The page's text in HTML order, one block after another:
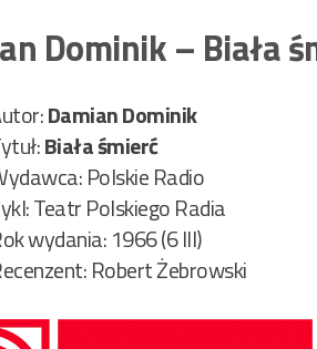
Dominik – Biała
Damian Dominik
Biała śmierć
Polskie Radio
Teatr Polskiego Radia
wydania: 1966 (6 III)
Robert Żebrowski